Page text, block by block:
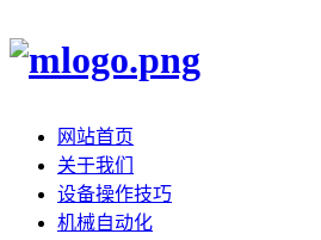
网站首页
关于我们
设备操作技巧
机械自动化